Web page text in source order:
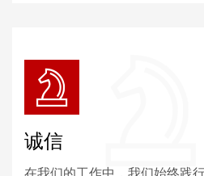
诚信
在我们的工作中，我们始终践